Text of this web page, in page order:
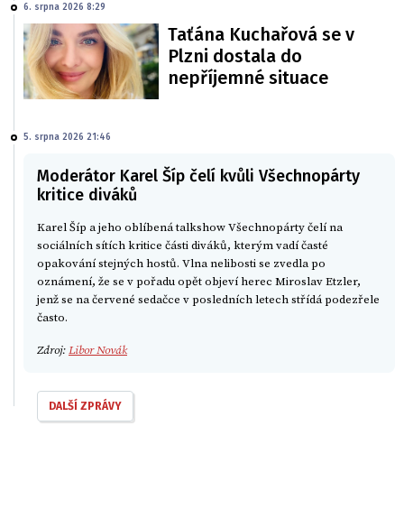
6. srpna 2026 8:29
Taťána Kuchařová se v
Plzni dostala do
nepříjemné situace
5. srpna 2026 21:46
Moderátor Karel Šíp čelí kvůli Všechnopárty
kritice diváků
Karel Šíp a jeho oblíbená talkshow Všechnopárty čelí na
sociálních sítích kritice části diváků, kterým vadí časté
opakování stejných hostů. Vlna nelibosti se zvedla po
oznámení, že se v pořadu opět objeví herec Miroslav Etzler,
jenž se na červené sedačce v posledních letech střídá podezřele
často.
Zdroj:Libor Novák
DALŠÍ ZPRÁVY